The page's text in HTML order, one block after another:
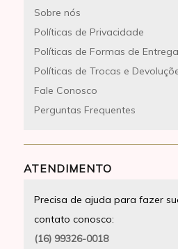
Sobre nós
Políticas de Privacidade
Políticas de Formas de Entrega
Políticas de Trocas e
Fale Conosco
Perguntas Frequentes
ATENDIMENTO
Precisa de ajuda para fazer
contato conosco:
(16) 99326-0018